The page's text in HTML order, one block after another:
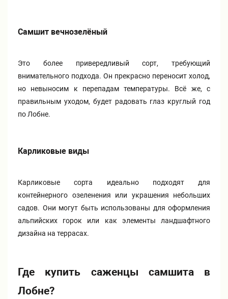
Самшит вечнозелёный
Это более привередливый сорт, требующий
внимательного подхода. Он прекрасно переносит холод,
но невыносим к перепадам температуры. Всё же, с
правильным уходом, будет радовать глаз круглый год
по Лобне.
Карликовые виды
Карликовые сорта идеально подходят для
контейнерного озеленения или украшения небольших
садов. Они могут быть использованы для оформления
альпийских горок или как элементы ландшафтного
дизайна на террасах.
Где купить саженцы самшита в
Лобне?